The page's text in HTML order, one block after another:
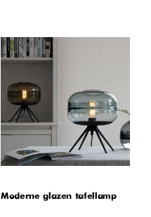
Moderne glazen tafellamp